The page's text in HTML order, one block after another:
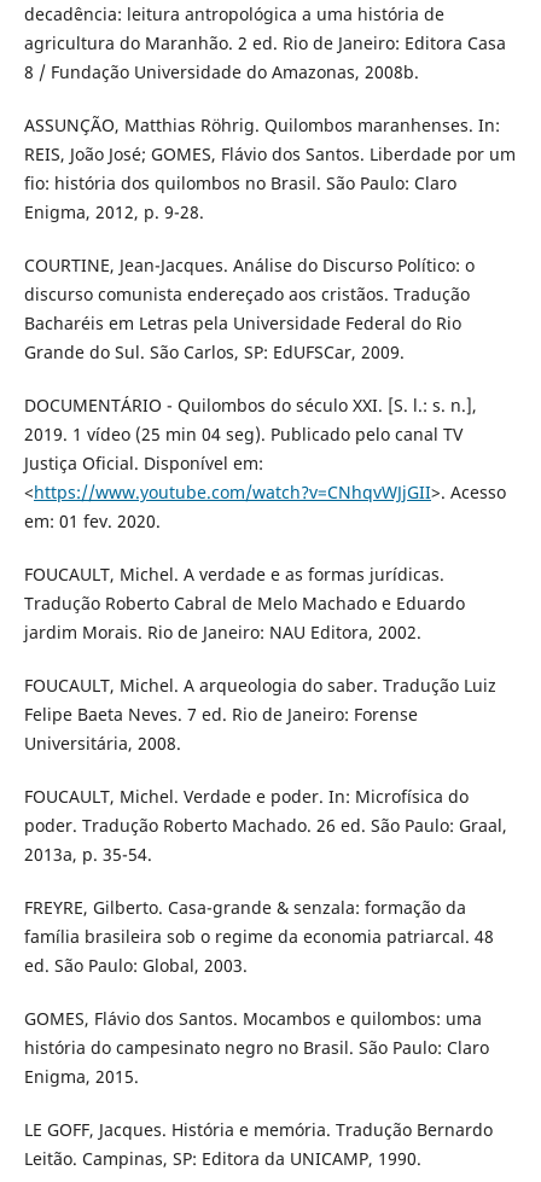
decadência: leitura antropológica a uma história de
agricultura do Maranhão. 2 ed. Rio de Janeiro: Editora Casa
8 / Fundação Universidade do Amazonas, 2008b.
ASSUNÇÃO, Matthias Röhrig. Quilombos maranhenses. In:
REIS, João José; GOMES, Flávio dos Santos. Liberdade por um
fio: história dos quilombos no Brasil. São Paulo: Claro
Enigma, 2012, p. 9-28.
COURTINE, Jean-Jacques. Análise do Discurso Político: o
discurso comunista endereçado aos cristãos. Tradução
Bacharéis em Letras pela Universidade Federal do Rio
Grande do Sul. São Carlos, SP: EdUFSCar, 2009.
DOCUMENTÁRIO - Quilombos do século XXI. [S. l.: s. n.],
2019. 1 vídeo (25 min 04 seg). Publicado pelo canal TV
Justiça Oficial. Disponível em:
<https://www.youtube.com/watch?v=CNhqvWJjGII>. Acesso
em: 01 fev. 2020.
FOUCAULT, Michel. A verdade e as formas jurídicas.
Tradução Roberto Cabral de Melo Machado e Eduardo
jardim Morais. Rio de Janeiro: NAU Editora, 2002.
FOUCAULT, Michel. A arqueologia do saber. Tradução Luiz
Felipe Baeta Neves. 7 ed. Rio de Janeiro: Forense
Universitária, 2008.
FOUCAULT, Michel. Verdade e poder. In: Microfísica do
poder. Tradução Roberto Machado. 26 ed. São Paulo: Graal,
2013a, p. 35-54.
FREYRE, Gilberto. Casa-grande & senzala: formação da
família brasileira sob o regime da economia patriarcal. 48
ed. São Paulo: Global, 2003.
GOMES, Flávio dos Santos. Mocambos e quilombos: uma
história do campesinato negro no Brasil. São Paulo: Claro
Enigma, 2015.
LE GOFF, Jacques. História e memória. Tradução Bernardo
Leitão. Campinas, SP: Editora da UNICAMP, 1990.